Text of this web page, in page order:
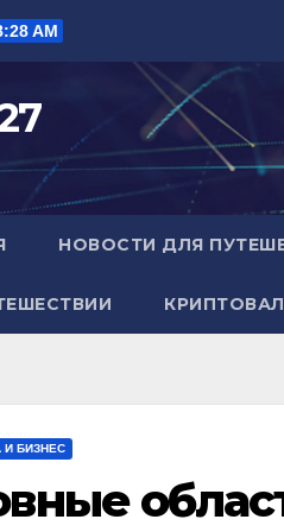
AM
НОВОСТИ ДЛЯ
И БИЗНЕС